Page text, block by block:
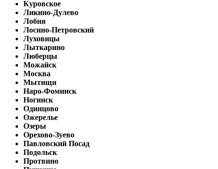
Куровское
Ликино-Дулево
Лобня
Лосино-Петровский
Луховицы
Лыткарино
Люберцы
Можайск
Москва
Мытищи
Наро-Фоминск
Ногинск
Одинцово
Ожерелье
Озеры
Орехово-Зуево
Павловский Посад
Подольск
Протвино